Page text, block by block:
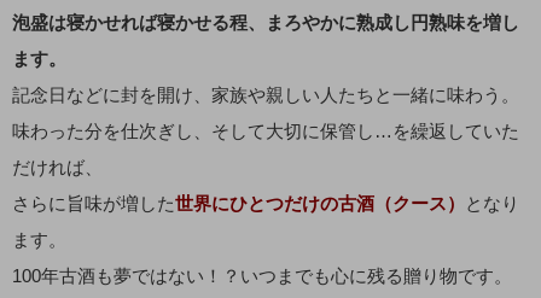
泡盛は寝かせれば寝かせる程、まろやかに熟成し円熟味を増し
ます。
記念日などに封を開け、家族や親しい人たちと一緒に味わう。
味わった分を仕次ぎし、そして大切に保管し…を繰返していた
だければ、
さらに旨味が増した世界にひとつだけの古酒（クース）
となり
ます。
100年古酒も夢ではない！？いつまでも心に残る贈り物です。